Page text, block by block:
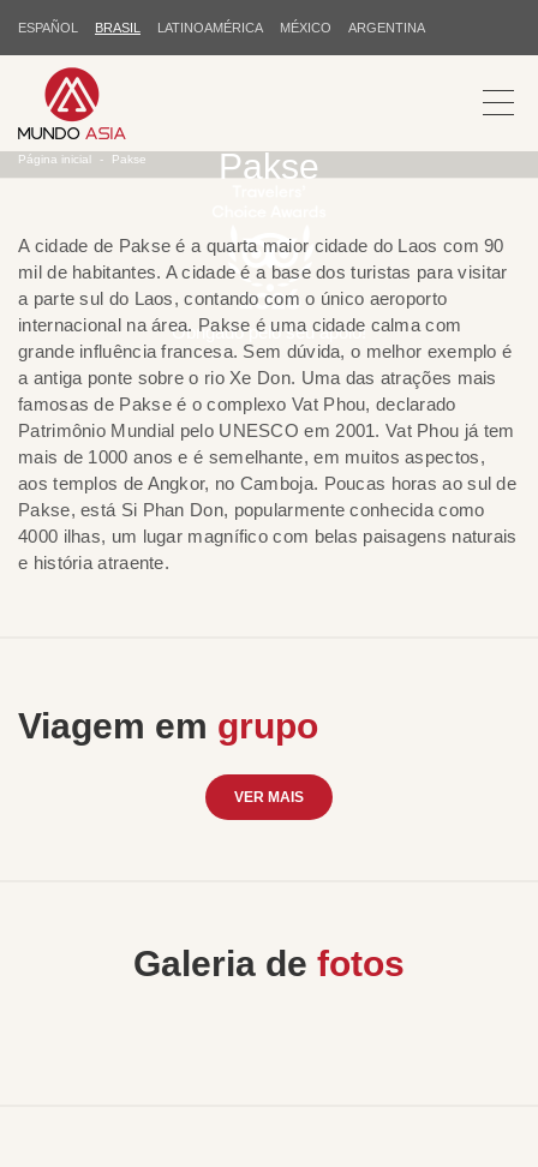
ESPAÑOL BRASIL LATINOAMÉRICA MÉXICO ARGENTINA
Pakse
Página inicial Pakse
Obrigado pelo seu apoio!
A cidade de Pakse é a quarta maior cidade do Laos com 90
mil de habitantes. A cidade é a base dos turistas para visitar
a parte sul do Laos, contando com o único aeroporto
internacional na área. Pakse é uma cidade calma com
grande influência francesa. Sem dúvida, o melhor exemplo é
a antiga ponte sobre o rio Xe Don. Uma das atrações mais
famosas de Pakse é o complexo Vat Phou, declarado
Patrimônio Mundial pelo UNESCO em 2001. Vat Phou já tem
mais de 1000 anos e é semelhante, em muitos aspectos,
aos templos de Angkor, no Camboja. Poucas horas ao sul de
Pakse, está Si Phan Don, popularmente conhecida como
4000 ilhas, um lugar magnífico com belas paisagens naturais
e história atraente.
Viagem em grupo
VER MAIS
Galeria de fotos